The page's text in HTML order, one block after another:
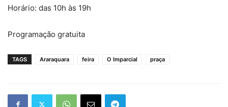
Horário: das 10h às 19h
Programação gratuita
TAGS Araraquara feira O Imparcial praça